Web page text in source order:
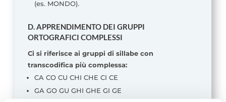
(es. MONDO).
D. APPRENDIMENTO DEI GRUPPI
ORTOGRAFICI COMPLESSI
Ci si riferisce ai gruppi di sillabe con
transcodifica più complessa:
CA CO CU CHI CHE CI CE
GA GO GU GHI GHE GI GE